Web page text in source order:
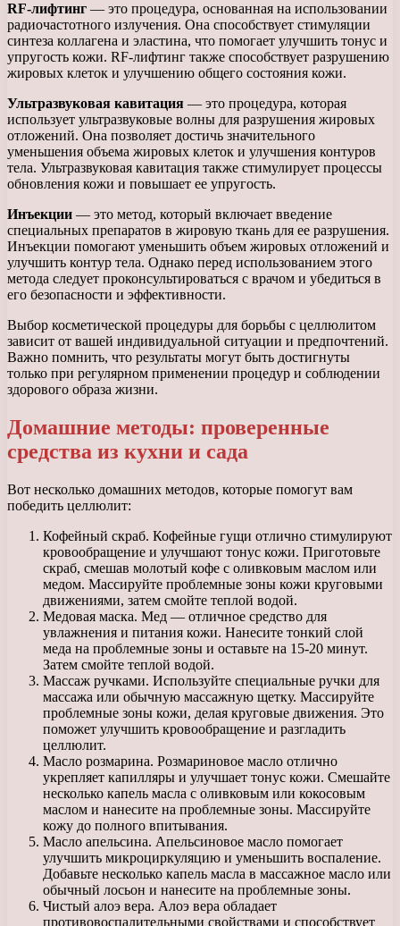
RF-лифтинг — это процедура, основанная на использовании
радиочастотного излучения. Она способствует стимуляции
синтеза коллагена и эластина, что помогает улучшить тонус и
упругость кожи. RF-лифтинг также способствует разрушению
жировых клеток и улучшению общего состояния кожи.
Ультразвуковая кавитация — это процедура, которая
использует ультразвуковые волны для разрушения жировых
отложений. Она позволяет достичь значительного
уменьшения объема жировых клеток и улучшения контуров
тела. Ультразвуковая кавитация также стимулирует процессы
обновления кожи и повышает ее упругость.
Инъекции — это метод, который включает введение
специальных препаратов в жировую ткань для ее разрушения.
Инъекции помогают уменьшить объем жировых отложений и
улучшить контур тела. Однако перед использованием этого
метода следует проконсультироваться с врачом и убедиться в
его безопасности и эффективности.
Выбор косметической процедуры для борьбы с целлюлитом
зависит от вашей индивидуальной ситуации и предпочтений.
Важно помнить, что результаты могут быть достигнуты
только при регулярном применении процедур и соблюдении
здорового образа жизни.
Домашние методы: проверенные
средства из кухни и сада
Вот несколько домашних методов, которые помогут вам
победить целлюлит:
Кофейный скраб. Кофейные гущи отлично стимулируют
кровообращение и улучшают тонус кожи. Приготовьте
скраб, смешав молотый кофе с оливковым маслом или
медом. Массируйте проблемные зоны кожи круговыми
движениями, затем смойте теплой водой.
Медовая маска. Мед — отличное средство для
увлажнения и питания кожи. Нанесите тонкий слой
меда на проблемные зоны и оставьте на 15-20 минут.
Затем смойте теплой водой.
Массаж ручками. Используйте специальные ручки для
массажа или обычную массажную щетку. Массируйте
проблемные зоны кожи, делая круговые движения. Это
поможет улучшить кровообращение и разгладить
целлюлит.
Масло розмарина. Розмариновое масло отлично
укрепляет капилляры и улучшает тонус кожи. Смешайте
несколько капель масла с оливковым или кокосовым
маслом и нанесите на проблемные зоны. Массируйте
кожу до полного впитывания.
Масло апельсина. Апельсиновое масло помогает
улучшить микроциркуляцию и уменьшить воспаление.
Добавьте несколько капель масла в массажное масло или
обычный лосьон и нанесите на проблемные зоны.
Чистый алоэ вера. Алоэ вера обладает
противовоспалительными свойствами и способствует